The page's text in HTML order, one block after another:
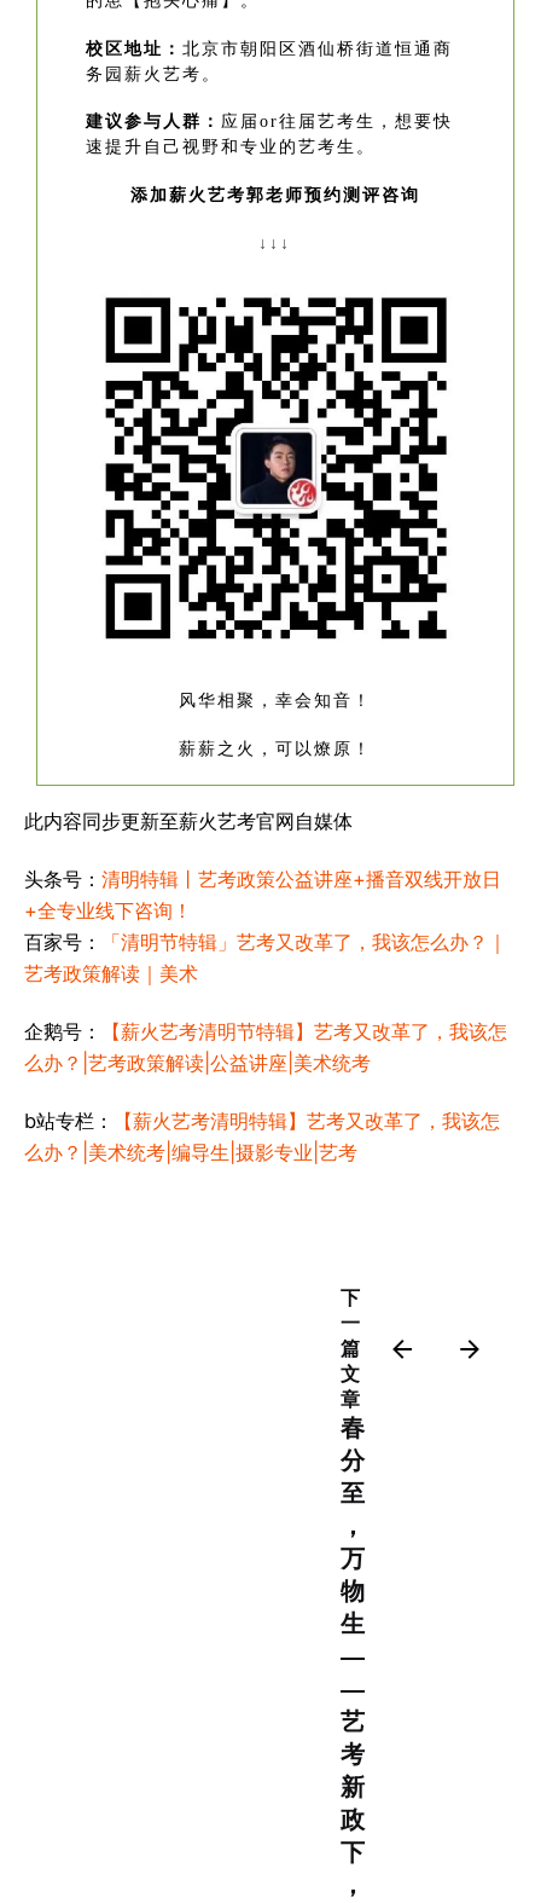
校区地址： 北京市朝阳区酒仙桥街道恒通商
务园薪火艺考。
建议参与人群： 应届or往届艺考生，想要快
速提升自己视野和专业的艺考生。
添加薪火艺考郭老师预约测评咨询
↓↓↓
风华相聚，幸会知音！
薪薪之火，可以燎原！
此内容同步更新至薪火艺考官网自媒体
头条号： 清明特辑丨艺考政策公益讲座+播音双线开放日
+全专业线下咨询！
百家号：
「清明节特辑」艺考又改革了，我该怎么办？｜
艺考政策解读｜美术
企鹅号：
【薪火艺考清明节特辑】艺考又改革了，我该怎
么办？|艺考政策解读|公益讲座|美术统考
b站专栏：
【薪火艺考清明特辑】艺考又改革了，我该怎
么办？|美术统考|编导生|摄影专业|艺考
下
一
篇
文
章
春
分
至
，
万
物
生
—
—
艺
考
新
政
下
，